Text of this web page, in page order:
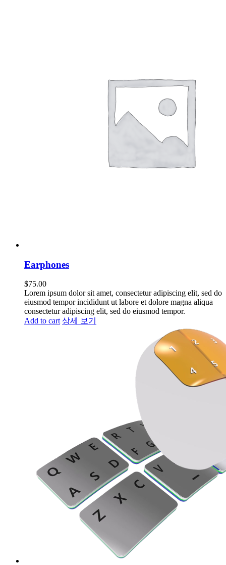
Earphones
$75.00
Lorem ipsum dolor sit amet, consectetur adipiscing elit, sed do
eiusmod tempor incididunt ut labore et dolore magna aliqua
consectetur adipiscing elit, sed do eiusmod tempor.
Add to cart 상세 보기